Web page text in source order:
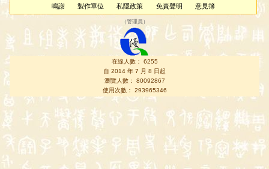
鳴謝
製作單位 私隱政策 免責聲明 意見簿
（管理員 ）
在線人數： 6255
自 2014 年 7 月 8 日起
瀏覽人數： 80092867
使用次數： 293965346